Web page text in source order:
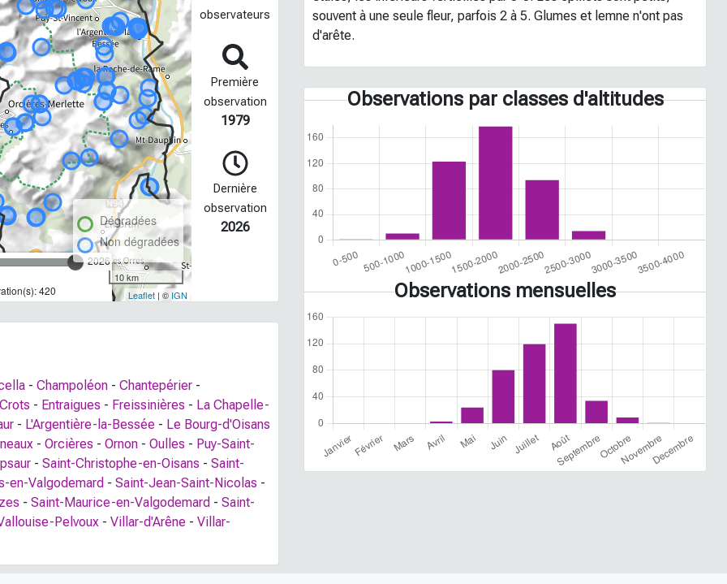
2026
420
Dégradées
Non dégradées
10 km
Leaflet| © IGN
observateurs
Première
observation
1979
Dernière
observation
2026
- Champoléon - Chantepérier -
Crots - Entraigues - Freissinières - La Chapelle-
- L'Argentière-la-Bessée - Le Bourg-d'Oisans
- Orcières - Ornon - Oulles - Puy-Saint-
- Saint-Christophe-en-Oisans - Saint-
en-Valgodemard - Saint-Jean-Saint-Nicolas -
- Saint-Maurice-en-Valgodemard - Saint-
Pelvoux - Villar-d'Arêne - Villar-
souvent à une seule fleur, parfois 2 à 5. Glumes et lemne n'ont pas
d'arête.
Observations par classes d'altitudes
Observations mensuelles